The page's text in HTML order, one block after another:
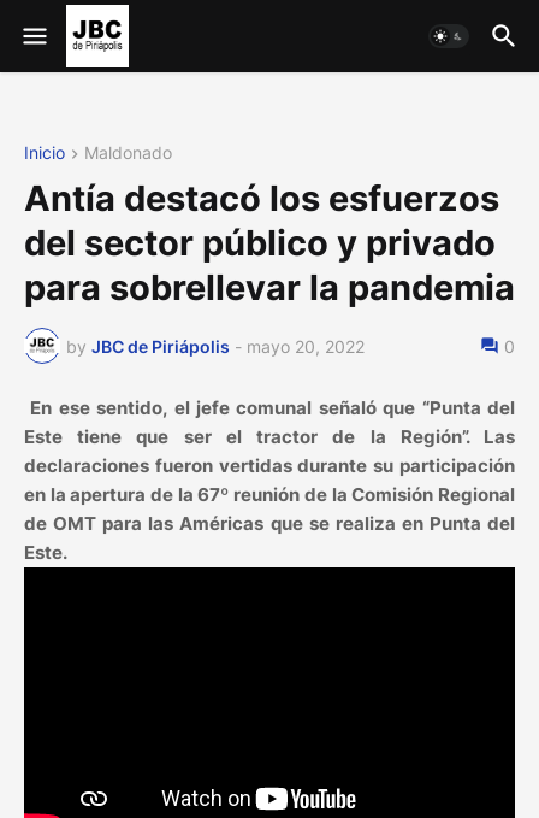
Inicio Maldonado
Antía destacó los esfuerzos
del sector público y privado
para sobrellevar la pandemia
by JBC de Piriápolis - mayo 20, 2022 0
En ese sentido, el jefe comunal señaló que “Punta del
Este tiene que ser el tractor de la Región”. Las
declaraciones fueron vertidas durante su participación
en la apertura de la 67º reunión de la Comisión Regional
de OMT para las Américas que se realiza en Punta del
Este.